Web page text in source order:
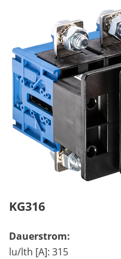
KG316
Dauerstrom:
lu/lth [A]: 315